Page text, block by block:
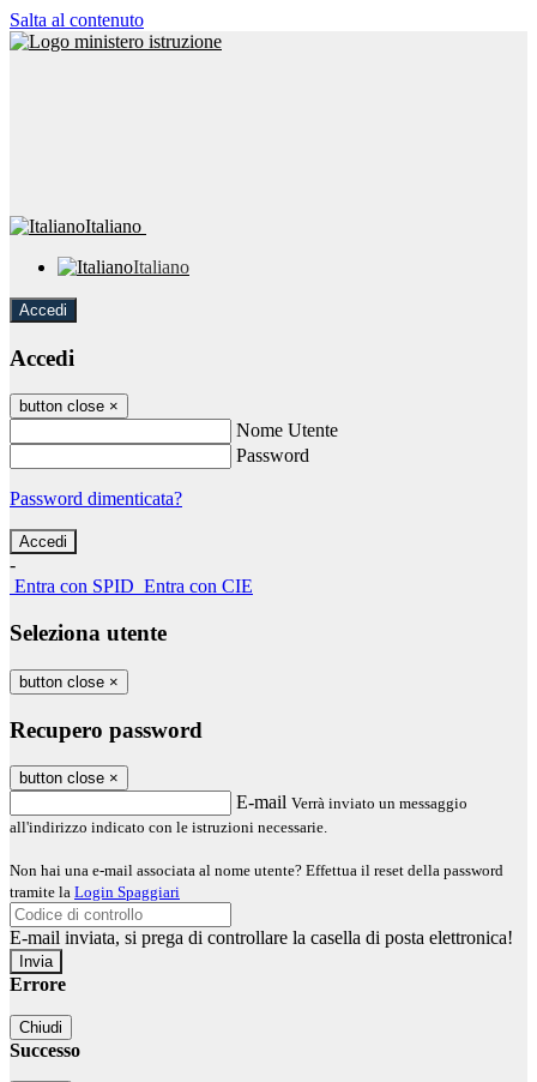
Salta al contenuto
Italiano
Italiano
Accedi
Accedi
button close ×
Nome Utente
Password
Password dimenticata?
-
Entra con SPID Entra con CIE
Seleziona utente
button close ×
Recupero password
button close ×
E-mail Verrà inviato un messaggio
all'indirizzo indicato con le istruzioni necessarie.
Non hai una e-mail associata al nome utente? Effettua il reset della password
tramite la Login Spaggiari
E-mail inviata, si prega di controllare la casella di posta elettronica!
Errore
Chiudi
Successo